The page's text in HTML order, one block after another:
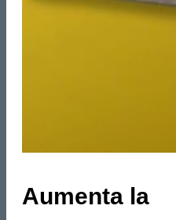
Aumenta la